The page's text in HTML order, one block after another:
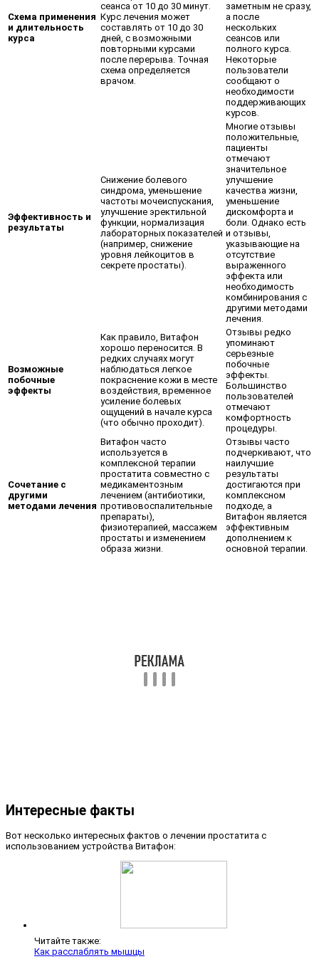
Схема применения
и длительность
курса
сеанса от 10 до 30 минут.
Курс лечения может
составлять от 10 до 30
дней, с возможными
повторными курсами
после перерыва. Точная
схема определяется
врачом.
заметным не сразу,
а после
нескольких
сеансов или
полного курса.
Некоторые
пользователи
сообщают о
необходимости
поддерживающих
курсов.
Эффективность и
результаты
Снижение болевого
синдрома, уменьшение
частоты мочеиспускания,
улучшение эректильной
функции, нормализация
лабораторных показателей
(например, снижение
уровня лейкоцитов в
секрете простаты).
Многие отзывы
положительные,
пациенты
отмечают
значительное
улучшение
качества жизни,
уменьшение
дискомфорта и
боли. Однако есть
и отзывы,
указывающие на
отсутствие
выраженного
эффекта или
необходимость
комбинирования с
другими методами
лечения.
Возможные
побочные
эффекты
Как правило, Витафон
хорошо переносится. В
редких случаях могут
наблюдаться легкое
покраснение кожи в месте
воздействия, временное
усиление болевых
ощущений в начале курса
(что обычно проходит).
Отзывы редко
упоминают
серьезные
побочные
эффекты.
Большинство
пользователей
отмечают
комфортность
процедуры.
Сочетание с
другими
методами лечения
Витафон часто
используется в
комплексной терапии
простатита совместно с
медикаментозным
лечением (антибиотики,
противовоспалительные
препараты),
физиотерапией, массажем
простаты и изменением
образа жизни.
Отзывы часто
подчеркивают, что
наилучшие
результаты
достигаются при
комплексном
подходе, а
Витафон является
эффективным
дополнением к
основной терапии.
Интересные факты
Вот несколько интересных фактов о лечении простатита с
использованием устройства Витафон:
Читайте также:
Как расслаблять мышцы